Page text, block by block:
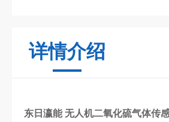
详情介绍
东日瀛能 无人机二氧化硫气体传